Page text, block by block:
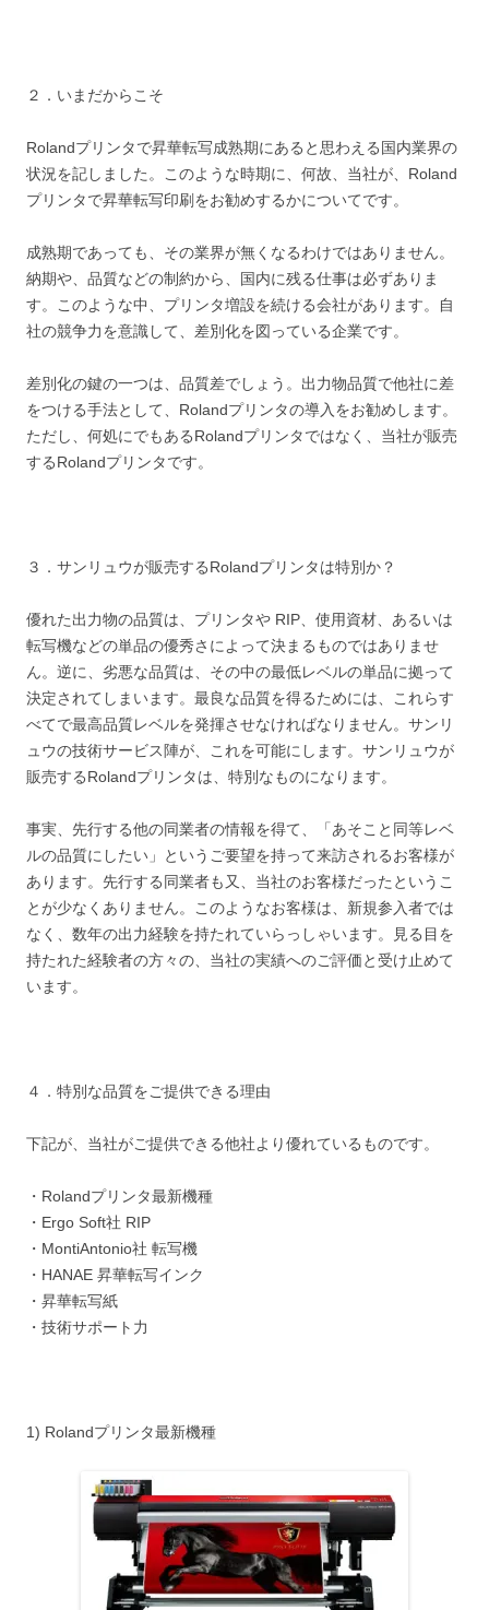
２．いまだからこそ
Rolandプリンタで昇華転写成熟期にあると思わえる国内業界の
状況を記しました。このような時期に、何故、当社が、Roland
プリンタで昇華転写印刷をお勧めするかについてです。
成熟期であっても、その業界が無くなるわけではありません。
納期や、品質などの制約から、国内に残る仕事は必ずありま
す。このような中、プリンタ増設を続ける会社があります。自
社の競争力を意識して、差別化を図っている企業です。
差別化の鍵の一つは、品質差でしょう。出力物品質で他社に差
をつける手法として、Rolandプリンタの導入をお勧めします。
ただし、何処にでもあるRolandプリンタではなく、当社が販売
するRolandプリンタです。
３．サンリュウが販売するRolandプリンタは特別か？
優れた出力物の品質は、プリンタや RIP、使用資材、あるいは
転写機などの単品の優秀さによって決まるものではありませ
ん。逆に、劣悪な品質は、その中の最低レベルの単品に拠って
決定されてしまいます。最良な品質を得るためには、これらす
べてで最高品質レベルを発揮させなければなりません。サンリ
ュウの技術サービス陣が、これを可能にします。サンリュウが
販売するRolandプリンタは、特別なものになります。
事実、先行する他の同業者の情報を得て、「あそこと同等レベ
ルの品質にしたい」というご要望を持って来訪されるお客様が
あります。先行する同業者も又、当社のお客様だったというこ
とが少なくありません。このようなお客様は、新規参入者では
なく、数年の出力経験を持たれていらっしゃいます。見る目を
持たれた経験者の方々の、当社の実績へのご評価と受け止めて
います。
４．特別な品質をご提供できる理由
下記が、当社がご提供できる他社より優れているものです。
・Rolandプリンタ最新機種
・Ergo Soft社 RIP
・MontiAntonio社 転写機
・HANAE 昇華転写インク
・昇華転写紙
・技術サポート力
1) Rolandプリンタ最新機種